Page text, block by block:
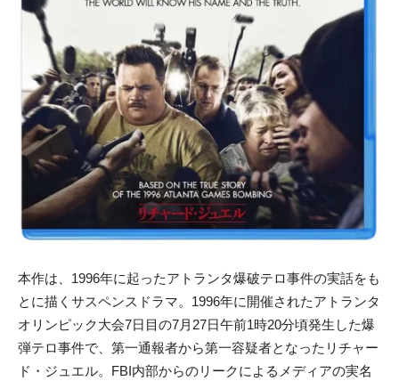
本作は、1996年に起ったアトランタ爆破テロ事件の実話をも
とに描くサスペンスドラマ。1996年に開催されたアトランタ
オリンピック大会7日目の7月27日午前1時20分頃発生した爆
弾テロ事件で、第一通報者から第一容疑者となったリチャー
ド・ジュエル。FBI内部からのリークによるメディアの実名